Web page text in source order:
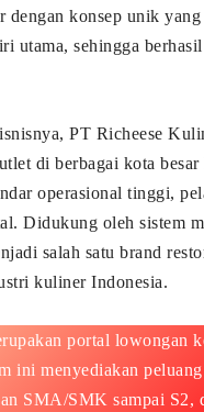
dengan konsep unik
utama, sehingga
PT Richeese
di berbagai kota
operasional tinggi,
Didukung oleh sistem
salah satu brand
kuliner Indonesia.
portal lowongan
ini menyediakan
SMA/SMK sampai S2,